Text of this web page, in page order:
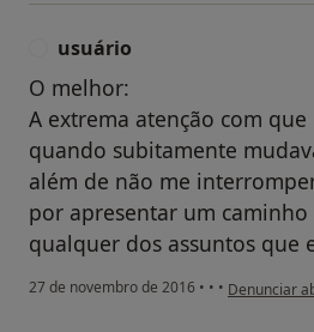
usuário
O melhor:
A extrema atenção com
quando subitamente
além de não me
por apresentar um
qualquer dos assuntos que
27 de novembro de 2016 • • • na opinião
Denunciar